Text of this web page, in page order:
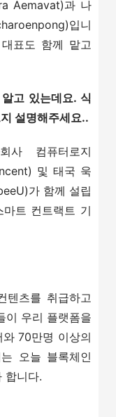
Aemavat)과 나
입니
표도 함께 맡고
고 있는데요. 식
설명해주세요..
사 컴퓨터로지
및 태국 욱
가 함께 설립
트 컨트랙트 기
텐츠를 취급하고
이 우리 플랫폼을
70만명 이상의
오늘 블록체인
합니다.